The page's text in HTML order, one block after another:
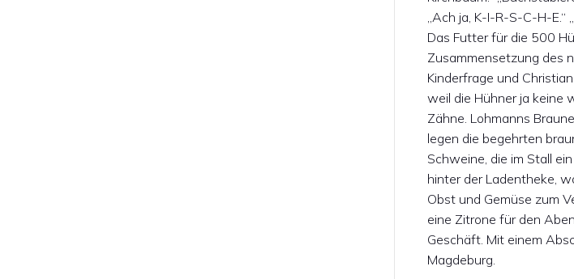
„Ach ja, K-I-R-S-C-H-E.“
Das Futter für die 500
Zusammensetzung des
Kinderfrage und
weil die Hühner ja keine
Zähne. Lohmanns
legen die begehrten
Schweine, die im Stall
hinter der Ladentheke,
Obst und Gemüse zum
eine Zitrone für den
Geschäft. Mit einem
Magdeburg.